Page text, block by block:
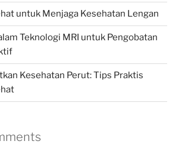
untuk Menjaga Kesehatan Lengan
Teknologi MRI untuk Pengobatan
Kesehatan Perut: Tips Praktis